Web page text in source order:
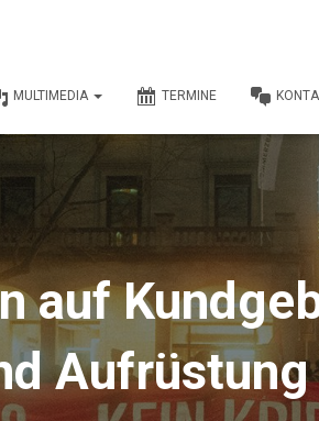
MULTIMEDIA TERMINE
auf
Aufrüstung